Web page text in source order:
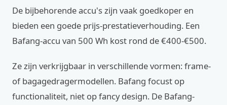
De bijbehorende accu's zijn vaak goedkoper en
bieden een goede prijs-prestatieverhouding. Een
Bafang-accu van 500 Wh kost rond de €400-€500.
Ze zijn verkrijgbaar in verschillende vormen: frame-
of bagagedragermodellen. Bafang focust op
functionaliteit, niet op fancy design. De Bafang-